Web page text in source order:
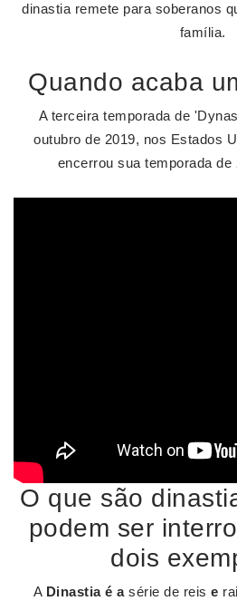
dinastia remete para soberanos
família.
Quando acaba
A terceira temporada de
outubro de 2019, nos Estados
encerrou sua temporada de
O que são
podem ser
dois
A Dinastia é asérie de reise